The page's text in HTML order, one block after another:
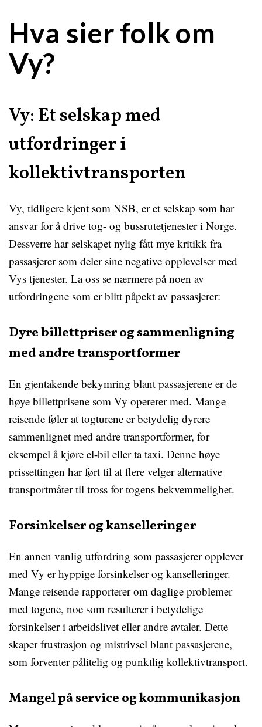
Hva sier folk om
Vy?
Vy: Et selskap med
utfordringer i
kollektivtransporten
Vy, tidligere kjent som NSB, er et selskap som har
ansvar for å drive tog- og bussrutetjenester i Norge.
Dessverre har selskapet nylig fått mye kritikk fra
passasjerer som deler sine negative opplevelser med
Vys tjenester. La oss se nærmere på noen av
utfordringene som er blitt påpekt av passasjerer:
Dyre billettpriser og sammenligning
med andre transportformer
En gjentakende bekymring blant passasjerene er de
høye billettprisene som Vy opererer med. Mange
reisende føler at togturene er betydelig dyrere
sammenlignet med andre transportformer, for
eksempel å kjøre el-bil eller ta taxi. Denne høye
prissettingen har ført til at flere velger alternative
transportmåter til tross for togens bekvemmelighet.
Forsinkelser og kanselleringer
En annen vanlig utfordring som passasjerer opplever
med Vy er hyppige forsinkelser og kanselleringer.
Mange reisende rapporterer om daglige problemer
med togene, noe som resulterer i betydelige
forsinkelser i arbeidslivet eller andre avtaler. Dette
skaper frustrasjon og mistrivsel blant passasjerene,
som forventer pålitelig og punktlig kollektivtransport.
Mangel på service og kommunikasjon